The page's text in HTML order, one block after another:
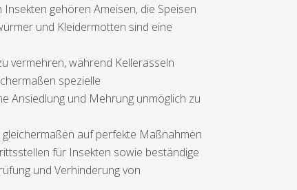
gehören Ameisen, die Speisen
und Kleidermotten sind eine
vermehren, während Kellerasseln
spezielle
Ansiedlung und Mehrung unmöglich zu
auf perfekte Maßnahmen
für Insekten sowie beständige
und Verhinderung von